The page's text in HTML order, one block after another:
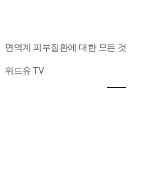
면역계 피부질환에 대한 모든 것
위드유 TV